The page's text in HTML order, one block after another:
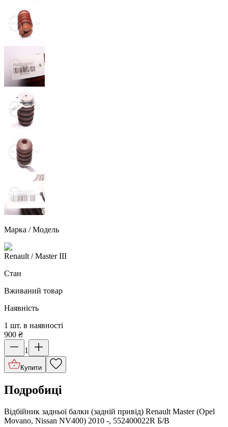
Марка / Модель
Renault / Master III
Стан
Вживаний товар
Наявність
1 шт. в наявності
900 ₴
1
Купити
Подробиці
Відбійник задньої балки (задній привід) Renault Master (Opel
Movano, Nissan NV400) 2010 -, 552400022R Б/В